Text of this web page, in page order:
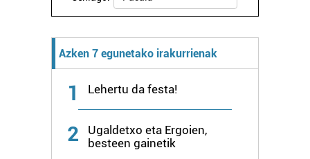
Azken 7 egunetako irakurrienak
1 Lehertu da festa!
2
Ugaldetxo eta Ergoien,
besteen gainetik